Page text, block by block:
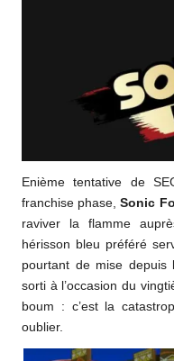
Enième tentative de
franchise phase,Sonic
raviver la flamme
hérisson bleu préféré
pourtant de mise depuis
sorti à l’occasion du
boum : c’est la
oublier.